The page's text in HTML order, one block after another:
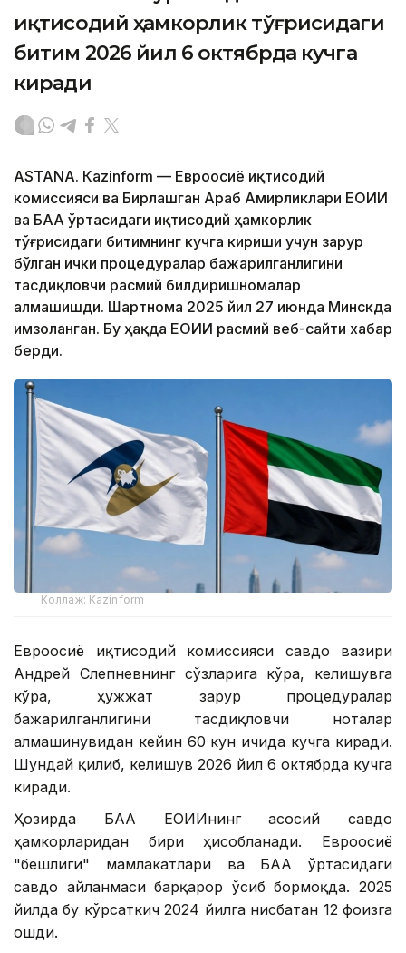
иқтисодий ҳамкорлик тўғрисидаги
битим 2026 йил 6 октябрда кучга
киради
ASTANА. Кazinform — Евроосиё иқтисодий
комиссияси ва Бирлашган Араб Амирликлари ЕОИИ
ва БАА ўртасидаги иқтисодий ҳамкорлик
тўғрисидаги битимнинг кучга кириши учун зарур
бўлган ички процедуралар бажарилганлигини
тасдиқловчи расмий билдиришномалар
алмашишди. Шартнома 2025 йил 27 июнда Минскда
имзоланган. Бу ҳақда ЕОИИ расмий веб-сайти хабар
берди.
Коллаж: Kazinform
Евроосиё иқтисодий комиссияси савдо вазири
Андрей Слепневнинг сўзларига кўра, келишувга
кўра, ҳужжат зарур процедуралар
бажарилганлигини тасдиқловчи ноталар
алмашинувидан кейин 60 кун ичида кучга киради.
Шундай қилиб, келишув 2026 йил 6 октябрда кучга
киради.
Ҳозирда БАА ЕОИИнинг асосий савдо
ҳамкорларидан бири ҳисобланади. Евроосиё
"бешлиги" мамлакатлари ва БАА ўртасидаги
савдо айланмаси барқарор ўсиб бормоқда. 2025
йилда бу кўрсаткич 2024 йилга нисбатан 12 фоизга
ошди.